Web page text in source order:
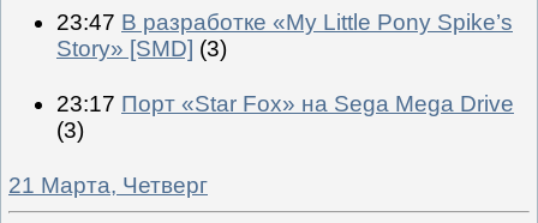
23:47 В разработке «My Little Pony Spike’s
Story» [SMD] (3)
23:17 Порт «Star Fox» на Sega Mega Drive
(3)
21 Марта, Четверг